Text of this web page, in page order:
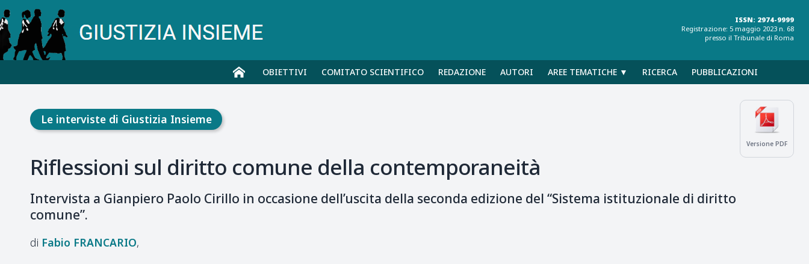
ISSN: 2974-9999
Registrazione: 5 maggio 2023 n. 68
presso il Tribunale di Roma
OBIETTIVI COMITATO SCIENTIFICO REDAZIONE AUTORI AREE TEMATICHE ▼ RICERCA PUBBLICAZIONI
Versione PDF
Le interviste di Giustizia Insieme
Riflessioni sul diritto comune della contemporaneità
Intervista a Gianpiero Paolo Cirillo in occasione dell’uscita della seconda edizione del “Sistema istituzionale di diritto
comune”.
Fabio FRANCARIO